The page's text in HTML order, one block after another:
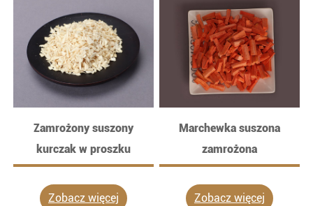
Zamrożony suszony
kurczak w proszku
Zobacz więcej
Marchewka suszona
zamrożona
Zobacz więcej